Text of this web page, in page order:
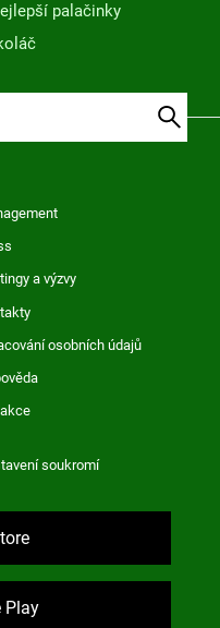
palačinky
a výzvy
osobních údajů
soukromí
Play